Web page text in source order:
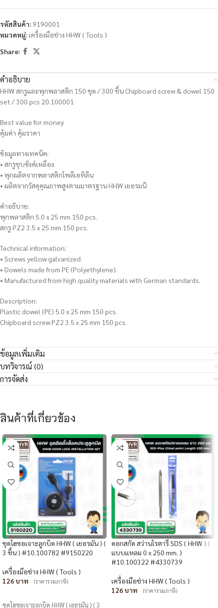
รหัสสินค้า: 9190001
หมวดหมู่:เครื่องมือช่าง HHW ( Tools )
Share:
คำอธิบาย
HHW สกรูและพุกพลาสติก 150 ชุด / 300 ชิ้น Chipboard screw & dowel 150
set / 300 pcs 20.100001
Best value for money
คุ้มค่า คุ้มราคา
ข้อมูลทางเทคนิค:
• สกรูชุบซิงค์เหลือง
• พุกผลิตจากพลาสติกโพลีเอทิลีน
• ผลิตจากวัสดุคุณภาพสูงตามมาตรฐาน HHW เยอรมนี
คำอธิบาย:
พุกพลาสติก 5.0 x 25 mm 150 pcs.
สกรู PZ2 3.5 x 25 mm 150 pcs.
Technical information:
• Screws yellow galvanized.
• Dowels made from PE (Polyethylene).
• Manufactured from high quality materials with German standards.
Description:
Plastic dowel (PE) 5.0 x 25 mm 150 pcs.
Chipboard screw PZ2 3.5 x 25 mm 150 pcs.
ข้อมูลเพิ่มเติม
บทวิจารณ์ (0)
การจัดส่ง
สินค้าที่เกี่ยวข้อง
ชุดโฮซอเจาะลูกบิด HHW ( เยอรมัน ) (
3 ชิ้น ) #10.100782 #9150220
เครื่องมือช่าง HHW ( Tools )
126
(ราคารวมภาษี)
ชุดโฮซอเจาะลูกบิด HHW ( เยอรมัน ) ( 3
ดอกสกัด สว่านโรตารี่ SDS ( HHW ) (
แบบแหลม 0 x 250 mm. )
#10.100322 #4330739
เครื่องมือช่าง HHW ( Tools )
126
(ราคารวมภาษี)